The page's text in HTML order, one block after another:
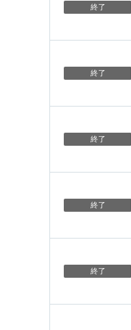
終了
終了
終了
終了
終了